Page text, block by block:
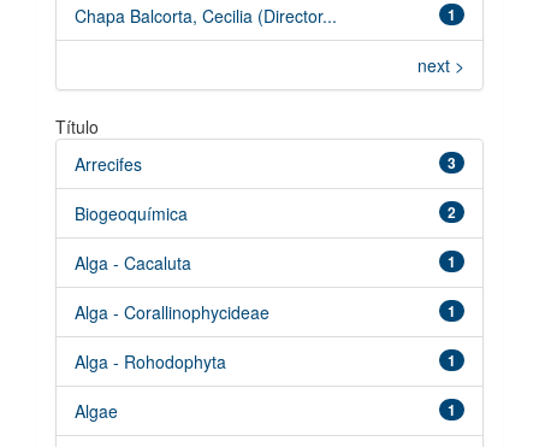
1
Chapa Balcorta, Cecilia (Director...
next >
Título
3
Arrecifes
2
Biogeoquímica
1
Alga - Cacaluta
1
Alga - Corallinophycideae
1
Alga - Rohodophyta
1
Algae